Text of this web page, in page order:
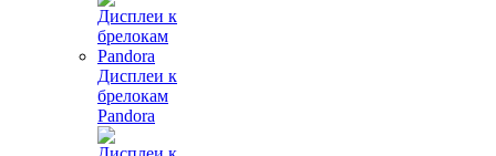
Дисплеи к
брелокам
Pandora